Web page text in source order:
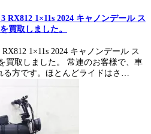
RX812 1×11s 2024 キャノンデール ス
買取しました。
RX812 1×11s 2024 キャノンデール ス
買取しました。 常連のお客様で、車
方です。ほとんどライドはさ…